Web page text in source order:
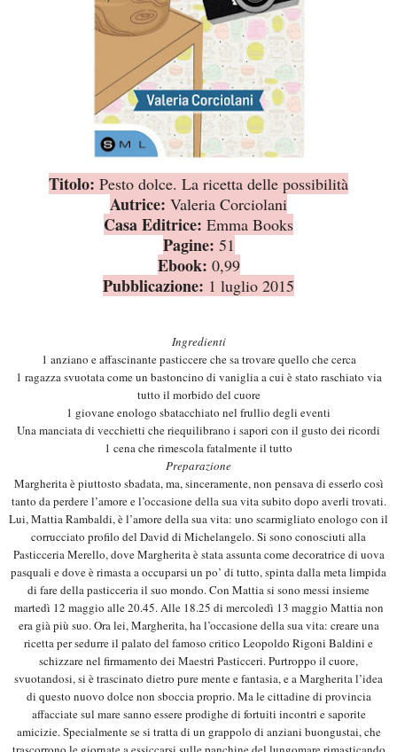
Titolo: Pesto dolce. La ricetta delle possibilità
Autrice: Valeria Corciolani
Casa Editrice: Emma Books
Pagine: 51
Ebook: 0,99
Pubblicazione: 1 luglio 2015
Ingredienti
1 anziano e affascinante pasticcere che sa trovare quello che cerca
1 ragazza svuotata come un bastoncino di vaniglia a cui è stato raschiato via
tutto il morbido del cuore
1 giovane enologo sbatacchiato nel frullio degli eventi
Una manciata di vecchietti che riequilibrano i sapori con il gusto dei ricordi
1 cena che rimescola fatalmente il tutto
Preparazione
Margherita è piuttosto sbadata, ma, sinceramente, non pensava di esserlo così
tanto da perdere l’amore e l’occasione della sua vita subito dopo averli trovati.
Lui, Mattia Rambaldi, è l’amore della sua vita: uno scarmigliato enologo con il
corrucciato profilo del David di Michelangelo. Si sono conosciuti alla
Pasticceria Merello, dove Margherita è stata assunta come decoratrice di uova
pasquali e dove è rimasta a occuparsi un po’ di tutto, spinta dalla meta limpida
di fare della pasticceria il suo mondo. Con Mattia si sono messi insieme
martedì 12 maggio alle 20.45. Alle 18.25 di mercoledì 13 maggio Mattia non
era già più suo. Ora lei, Margherita, ha l’occasione della sua vita: creare una
ricetta per sedurre il palato del famoso critico Leopoldo Rigoni Baldini e
schizzare nel firmamento dei Maestri Pasticceri. Purtroppo il cuore,
svuotandosi, si è trascinato dietro pure mente e fantasia, e a Margherita l’idea
di questo nuovo dolce non sboccia proprio. Ma le cittadine di provincia
affacciate sul mare sanno essere prodighe di fortuiti incontri e saporite
amicizie. Specialmente se si tratta di un grappolo di anziani buongustai, che